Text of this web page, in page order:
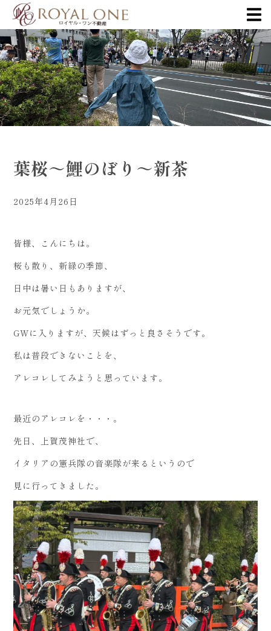
葉桜～鯉のぼり～新茶
2025年4月26日
皆様、こんにちは。
桜も散り、新緑の季節、
日中は暑い日もありますが、
お元気でしょうか。
GWに入りますが、天候はずっと良さそうです。
私は普段できないことを、
アレコレしてみようと思っています。
最近のアレコレを・・・。
先日、上賀茂神社で、
イタリアの憲兵隊の音楽隊が来るというので
見に行ってきました。